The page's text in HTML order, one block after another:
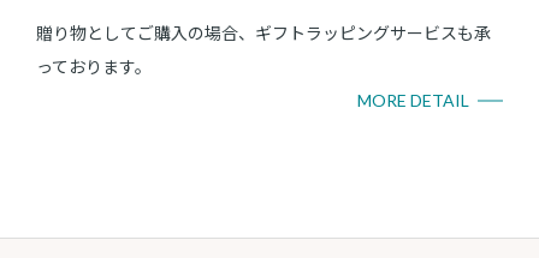
贈り物としてご購入の場合、ギフトラッピングサービスも承
っております。
MORE DETAIL